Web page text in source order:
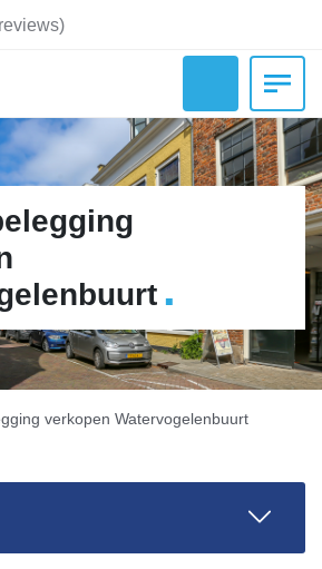
.
verkopen Watervogelenbuurt